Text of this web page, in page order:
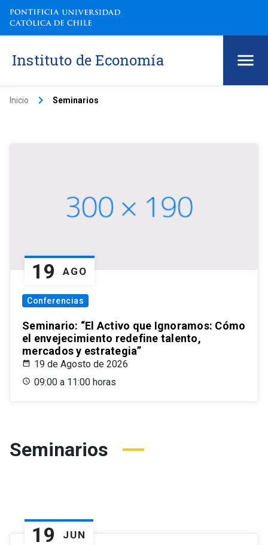
Instituto de Economía
Inicio keyboard_arrow_right Seminarios
19 AGO
Conferencias
Seminario: “El Activo que Ignoramos: Cómo
el envejecimiento redefine talento,
mercados y estrategia”
19 de Agosto de 2026
09:00 a 11:00 horas
Seminarios
19 JUN